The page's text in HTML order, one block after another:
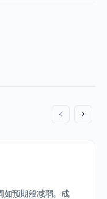
如预期般减弱。成